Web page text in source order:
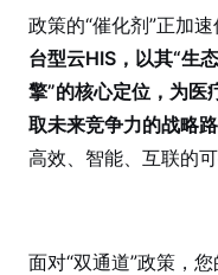
政策的“催化剂”正加速
台型云HIS，以其“生
擎”的核心定位，为医
取未来竞争力的战略路
高效、智能、互联的可
面对“双通道”政策，